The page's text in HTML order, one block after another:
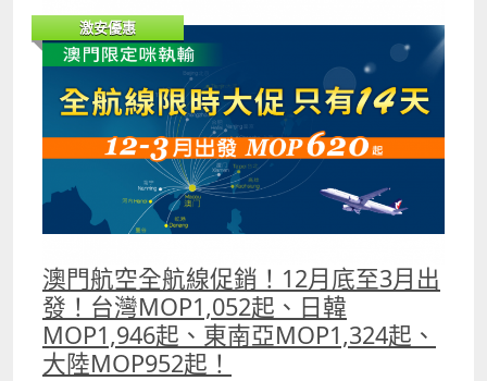
東京：KRW151,800（約MOP1,064）．大阪：
KRW136,500（約MOP956）．札幌：KRW154,400（約
MOP1,082） 重點資訊．釜山航空澳門出發的航班現在
可以用澳門幣結算；．這次早鳥平飛數量不錯；．二千鬆d
玩釜山北海道真係諗得過；．注意如果將澳門來回釜山分拆
成兩張單程買，加起來會比直接買單程便宜約MOP57。
附加資訊．釜山航空票價已包括機上餐點及 20KG 托運行李
額。．釜山航空搭乘經驗可參考：
httpohnote.ohchance.infop=1590 附註：上述最低
價錢為航空公司公告之最優惠價格，或本站能找到的最低價
格；每一航班有否優惠票價及所存票量由航空公司決定，優
惠票量有限售完即止。 【促銷公司】釜山航空（Air
Busan）【搭乘日期】2017年2月1日至28日【販賣時間】
已開賣，至11月7日1459【最長停留】不限【航班限制】沒
有【預訂網址】httpohchance.inforefairbusan 價錢
Sample ndash; 澳門飛釜山來回連稅MOP1,183
激安優惠
澳門航空全航線促銷！12月底至3月出
發！台灣MOP1,052起、日韓
MOP1,946起、東南亞MOP1,324起、
大陸MOP952起！